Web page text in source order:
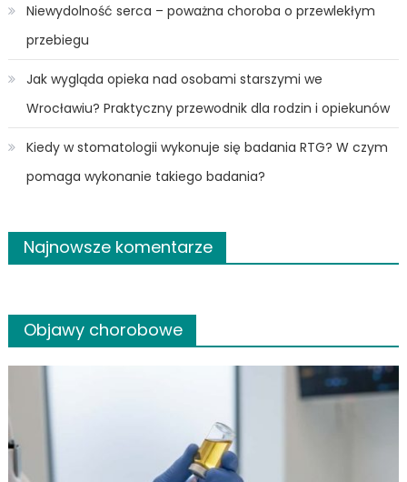
Niewydolność serca – poważna choroba o przewlekłym
przebiegu
Jak wygląda opieka nad osobami starszymi we
Wrocławiu? Praktyczny przewodnik dla rodzin i opiekunów
Kiedy w stomatologii wykonuje się badania RTG? W czym
pomaga wykonanie takiego badania?
Najnowsze komentarze
Objawy chorobowe